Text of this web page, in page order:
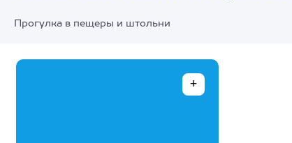
Прогулка в пещеры и штольни